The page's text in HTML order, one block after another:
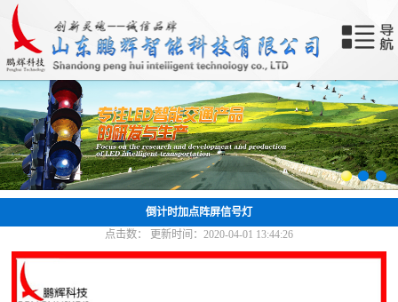
倒计时加点阵屏信号灯
点击数：
更新时间：2020-04-01 13:44:26
产品中心
新闻中心
成功案例